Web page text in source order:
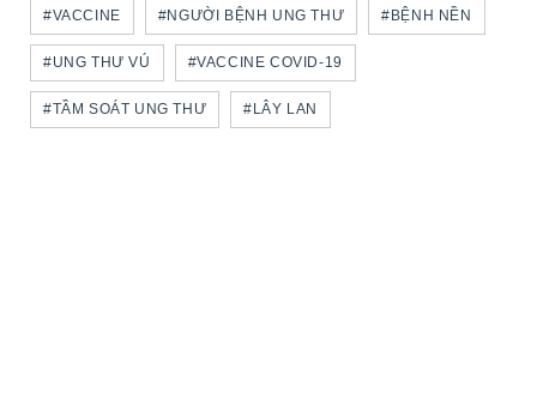
#VACCINE #NGƯỜI BỆNH UNG THƯ #BỆNH NỀN
#UNG THƯ VÚ #VACCINE COVID-19
#TẦM SOÁT UNG THƯ #LÂY LAN